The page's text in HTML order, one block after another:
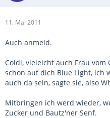
11. Mai 2011
Auch anmeld.
Coldi, vieleicht auch Frau
schon auf dich Blue Light, ich
auch da sein, sagte sie, also
Mitbringen ich werd wieder,
Zucker und Bautz'ner Senf.